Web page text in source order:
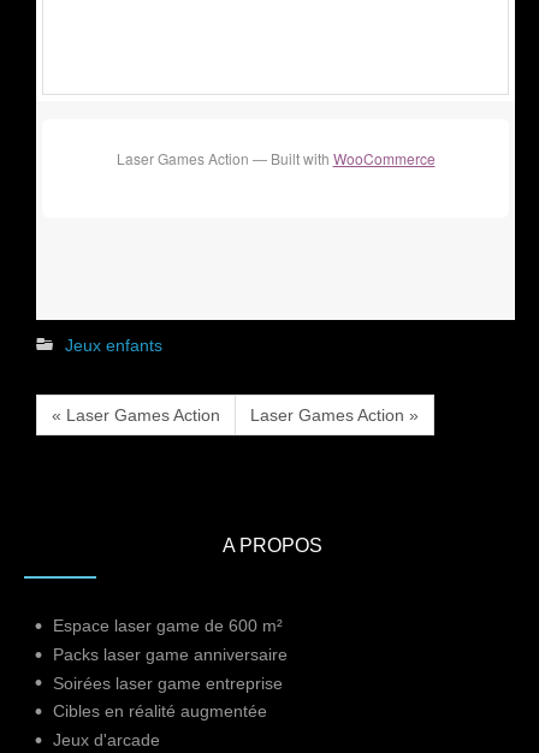
Laser Games Action — Built with WooCommerce
Jeux enfants
« Laser Games Action Laser Games Action »
A PROPOS
Espace laser game de 600 m²
Packs laser game anniversaire
Soirées laser game entreprise
Cibles en réalité augmentée
Jeux d'arcade